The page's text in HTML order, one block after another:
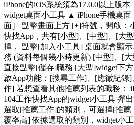
iPhone的iOS系統須為17.0.0以上版
widget桌面小工具 ▲ iPhone手機桌
面］ 點擊畫面上方 [+]符號，開啟：
快找App，共有[小型]、[中型]、[大
擇， 點擊[加入小工具] 桌面就會顯
務 (資料每個幾小時更新) [中型]、[
直接點擊[儲存]職務 [大型]widget下
啟App功能：[搜尋工作]、[應徵紀錄
作] 若想查看其他推薦列表的職務：
104工作快找App的widget小工具 彈
選取[推薦工作]的類別，可選擇[推薦
覆率高] 依據選取的類別，widget小